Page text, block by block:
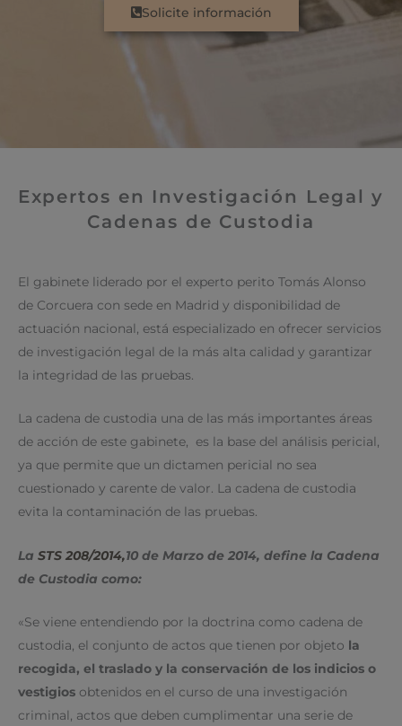
Solicite información
Expertos en Investigación Legal y
Cadenas de Custodia
El gabinete liderado por el experto perito Tomás Alonso
de Corcuera con sede en Madrid y disponibilidad de
actuación nacional, está especializado en ofrecer servicios
de investigación legal de la más alta calidad y garantizar
la integridad de las pruebas.
La cadena de custodia una de las más importantes áreas
de acción de este gabinete, es la base del análisis pericial,
ya que permite que un dictamen pericial no sea
cuestionado y carente de valor. La cadena de custodia
evita la contaminación de las pruebas.
La STS 208/2014,10 de Marzo de 2014, define la Cadena
de Custodia como:
«Se viene entendiendo por la doctrina como cadena de
custodia, el conjunto de actos que tienen por objeto la
recogida, el traslado y la conservación de los indicios o
vestigios obtenidos en el curso de una investigación
criminal, actos que deben cumplimentar una serie de